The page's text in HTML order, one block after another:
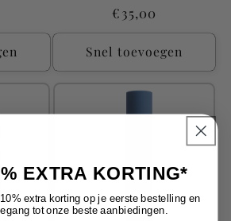
Normale
prijs
€35,00
Snel toevoegen
EXTRA KORTING*
extra korting op je eerste bestelling en
tot onze beste aanbiedingen.